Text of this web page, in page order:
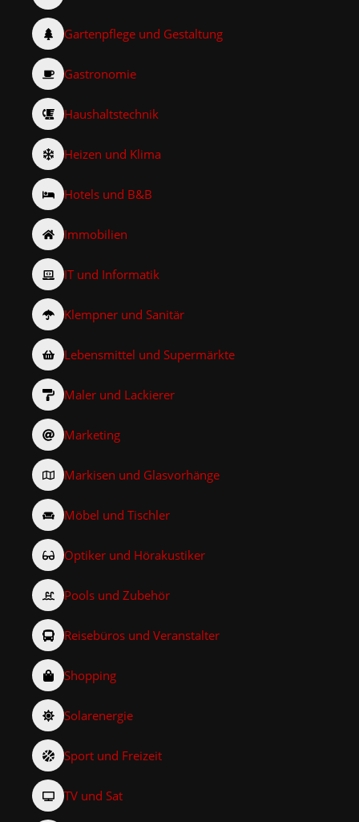
Gartenpflege und Gestaltung
Gastronomie
Haushaltstechnik
Heizen und Klima
Hotels und B&B
Immobilien
IT und Informatik
Klempner und Sanitär
Lebensmittel und Supermärkte
Maler und Lackierer
Marketing
Markisen und Glasvorhänge
Möbel und Tischler
Optiker und Hörakustiker
Pools und Zubehör
Reisebüros und Veranstalter
Shopping
Solarenergie
Sport und Freizeit
TV und Sat